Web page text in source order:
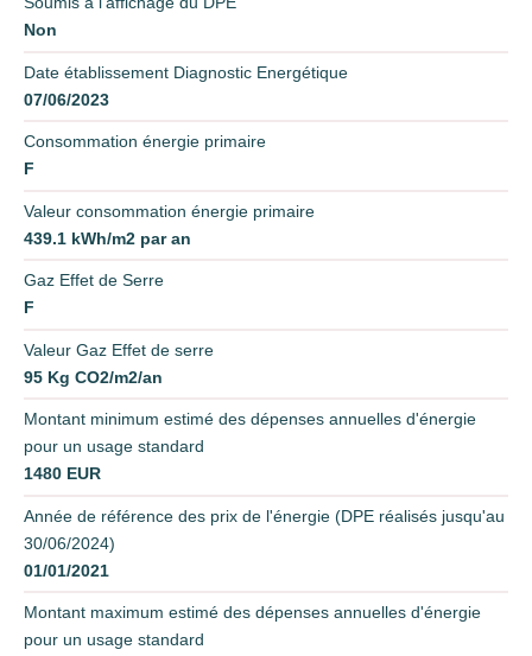
Non
Date établissement Diagnostic Energétique
07/06/2023
Consommation énergie primaire
F
Valeur consommation énergie primaire
439.1 kWh/m2 par an
Gaz Effet de Serre
F
Valeur Gaz Effet de serre
95 Kg CO2/m2/an
Montant minimum estimé des dépenses annuelles d'énergie
pour un usage standard
1480 EUR
Année de référence des prix de l'énergie (DPE réalisés jusqu'au
30/06/2024)
01/01/2021
Montant maximum estimé des dépenses annuelles d'énergie
pour un usage standard